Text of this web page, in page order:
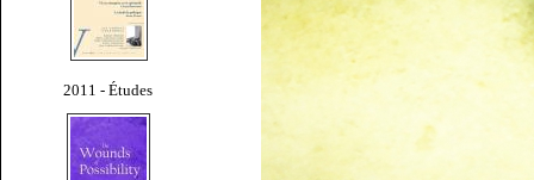
2011 - Études